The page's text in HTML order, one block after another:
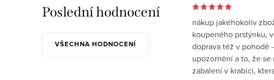
Poslední hodnocení
VŠECHNA HODNOCENÍ
nákup jakéhokoliv
koupeného prstýnku,
doprava též v pohodě
upozornění a to, že
zabalení v krabici,